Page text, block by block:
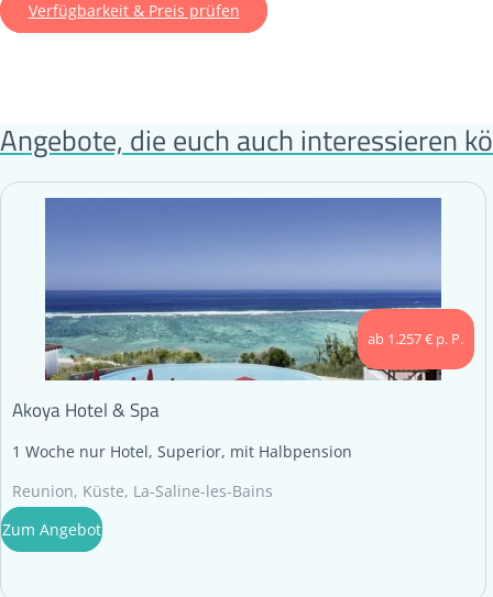
Verfügbarkeit & Preis prüfen
Angebote, die euch auch interessieren
ab 1.257 € p. P.
Akoya Hotel & Spa
1 Woche nur Hotel, Superior, mit Halbpension
Reunion, Küste, La-Saline-les-Bains
Zum Angebot